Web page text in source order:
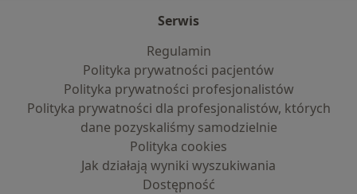
Serwis
Regulamin
Polityka prywatności pacjentów
Polityka prywatności profesjonalistów
Polityka prywatności dla profesjonalistów, których
dane pozyskaliśmy samodzielnie
Polityka cookies
Jak działają wyniki wyszukiwania
Dostępność